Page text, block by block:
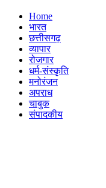
Home
भारत
छत्तीसगढ़
व्यापार
रोजगार
धर्म-संस्कृति
मनोरंजन
अपराध
चाबुक
संपादकीय